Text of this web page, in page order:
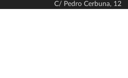
C/ Pedro Cerbuna, 12